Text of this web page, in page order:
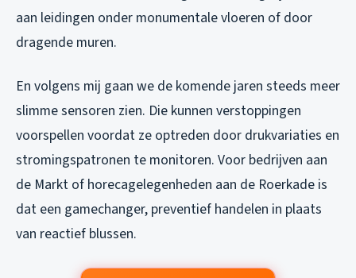
aan leidingen onder monumentale vloeren of door
dragende muren.
En volgens mij gaan we de komende jaren steeds meer
slimme sensoren zien. Die kunnen verstoppingen
voorspellen voordat ze optreden door drukvariaties en
stromingspatronen te monitoren. Voor bedrijven aan
de Markt of horecagelegenheden aan de Roerkade is
dat een gamechanger, preventief handelen in plaats
van reactief blussen.